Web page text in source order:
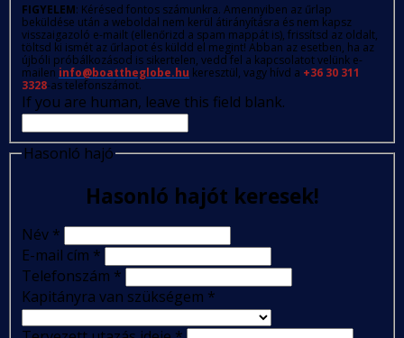
FIGYELEM: Kérésed fontos számunkra. Amennyiben az űrlap
beküldése után a weboldal nem kerül átirányításra és nem kapsz
visszaigazoló e-mailt (ellenőrizd a spam mappát is), frissítsd az oldalt,
töltsd ki ismét az űrlapot és küldd el megint! Abban az esetben, ha az
újbóli próbálkozásod is sikertelen, vedd fel a kapcsolatot velünk e-
mailen info@boattheglobe.hu keresztül, vagy hívd a +36 30 311
3328-as telefonszámot.
If you are human, leave this field blank.
Hasonló hajó
Hasonló hajót keresek!
Név *
E-mail cím *
Telefonszám *
Kapitányra van szükségem *